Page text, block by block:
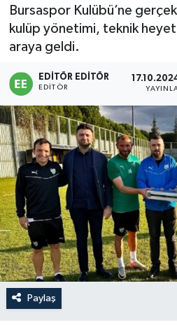
Bursaspor Kulübü’ne
kulüp yönetimi, teknik
araya geldi.
EDITÖR EDITÖR
EDITÖR
Paylaş
Genel
Gündem
Magazin
Sağlık
Siyaset
Spor
Türkiye
Haber Arşivi